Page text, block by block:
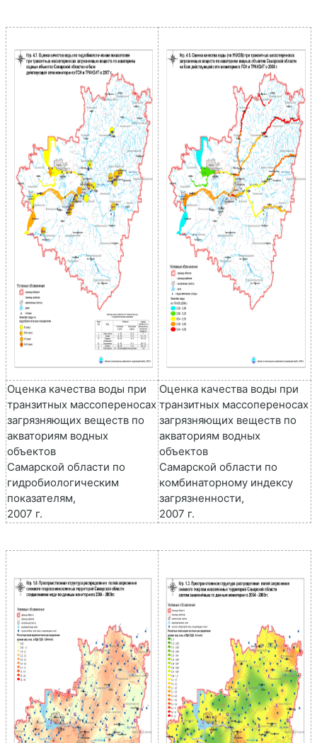
Оценка качества воды при
транзитных массопереносах
загрязняющих веществ по
акваториям водных
объектов
Самарской области по
гидробиологическим
показателям,
2007 г.
Оценка качества воды при
транзитных массопереносах
загрязняющих веществ по
акваториям водных
объектов
Самарской области по
комбинаторному индексу
загрязненности,
2007 г.